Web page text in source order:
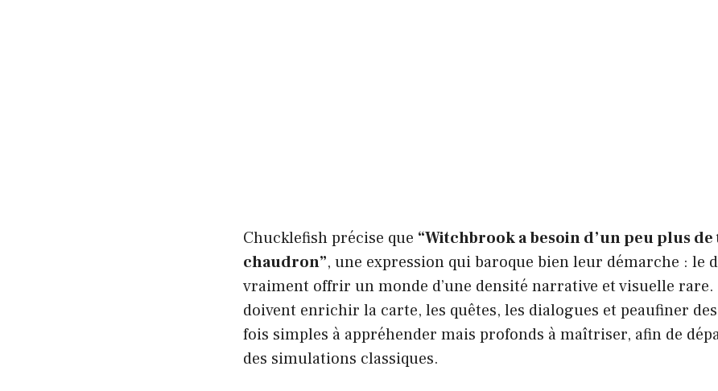
Chucklefish précise que “Witchbrook a besoin d’un peu plus de
chaudron”, une expression qui baroque bien leur démarche : le
vraiment offrir un monde d’une densité narrative et visuelle rare.
doivent enrichir la carte, les quêtes, les dialogues et peaufiner
fois simples à appréhender mais profonds à maîtriser, afin de
des simulations classiques.